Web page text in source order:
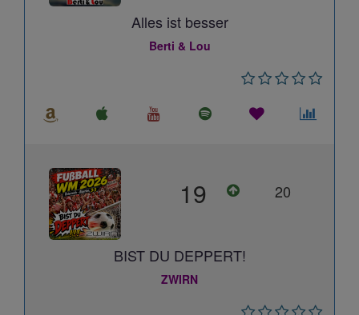
Alles ist besser
Berti & Lou
19 20
BIST DU DEPPERT!
ZWIRN